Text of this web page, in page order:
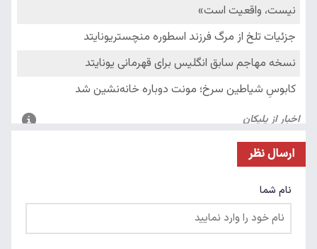
ارسال نظر
نام شما